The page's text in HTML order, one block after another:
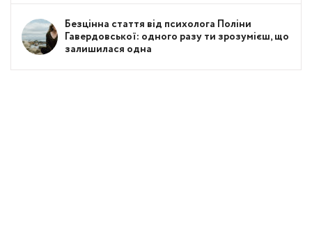
Безцінна стаття від психолога Поліни
Гавердовської: одного разу ти зрозумієш, що
залишилася одна